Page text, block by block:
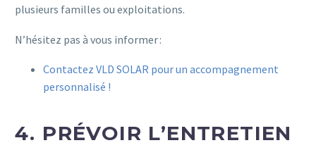
plusieurs familles ou exploitations.
N’hésitez pas à vous informer :
Contactez VLD SOLAR pour un accompagnement
personnalisé !
4. PRÉVOIR L’ENTRETIEN